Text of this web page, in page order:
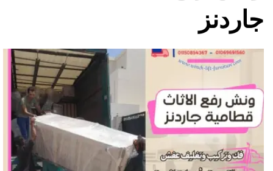
جاردنز